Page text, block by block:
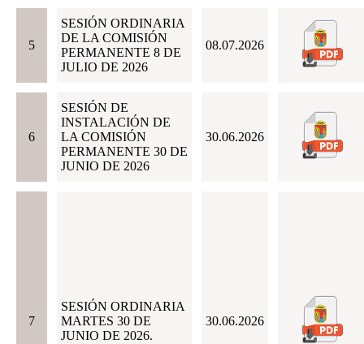
5
SESIÓN ORDINARIA
DE LA COMISIÓN
PERMANENTE 8 DE
JULIO DE 2026
08.07.2026
6
SESIÓN DE
INSTALACIÓN DE
LA COMISIÓN
PERMANENTE 30 DE
JUNIO DE 2026
30.06.2026
7
SESIÓN ORDINARIA
MARTES 30 DE
JUNIO DE 2026.
30.06.2026